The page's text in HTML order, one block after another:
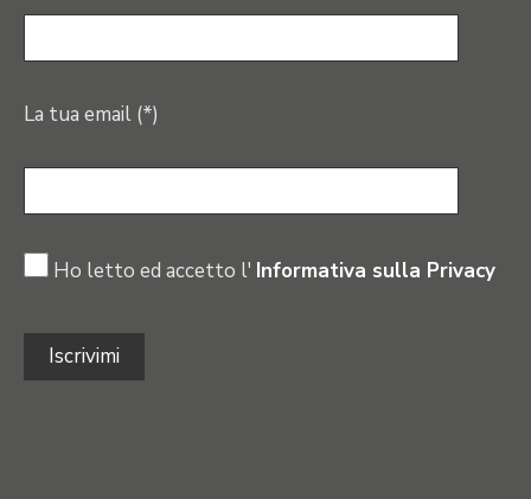
La tua email (*)
Ho letto ed accetto l' Informativa sulla Privacy